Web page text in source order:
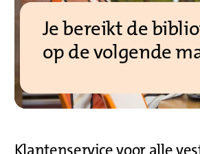
Je bereikt de
op de volgende